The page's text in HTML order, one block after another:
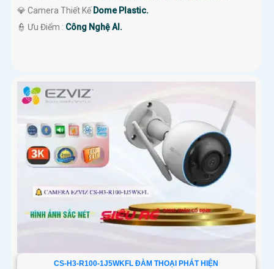
💎 Camera Thiết Kế Dome Plastic.
️👮 Ưu Điểm : Công Nghệ AI.
CS-H3-R100-1J5WKFL ĐÀM THOẠI PHÁT HIỆN